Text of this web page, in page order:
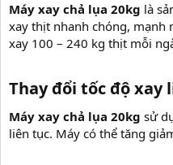
Máy xay chả lụa 20kg là
xay thịt nhanh chóng, mạnh
xay 100 – 240 kg thịt mỗi
Thay đổi tốc độ
Máy xay chả lụa 20kg sử
liên tục. Máy có thể tăng